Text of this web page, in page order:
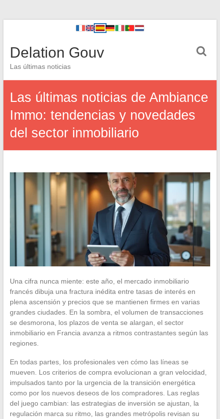
Delation Gouv
Las últimas noticias
Las últimas noticias de Ambiance
Immo: tendencias y novedades
del sector inmobiliario
Una cifra nunca miente: este año, el mercado inmobiliario
francés dibuja una fractura inédita entre tasas de interés en
plena ascensión y precios que se mantienen firmes en varias
grandes ciudades. En la sombra, el volumen de transacciones
se desmorona, los plazos de venta se alargan, el sector
inmobiliario en Francia avanza a ritmos contrastantes según las
regiones.
En todas partes, los profesionales ven cómo las líneas se
mueven. Los criterios de compra evolucionan a gran velocidad,
impulsados tanto por la urgencia de la transición energética
como por los nuevos deseos de los compradores. Las reglas
del juego cambian: las estrategias de inversión se ajustan, la
regulación marca su ritmo, las grandes metrópolis revisan su